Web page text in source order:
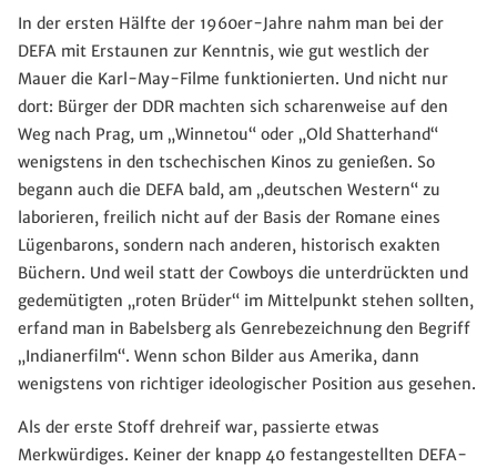
In der ersten Hälfte der 1960er-Jahre nahm man bei der
DEFA mit Erstaunen zur Kenntnis, wie gut westlich der
Mauer die Karl-May-Filme funktionierten. Und nicht nur
dort: Bürger der DDR machten sich scharenweise auf den
Weg nach Prag, um „Winnetou“ oder „Old Shatterhand“
wenigstens in den tschechischen Kinos zu genießen. So
begann auch die DEFA bald, am „deutschen Western“ zu
laborieren, freilich nicht auf der Basis der Romane eines
Lügenbarons, sondern nach anderen, historisch exakten
Büchern. Und weil statt der Cowboys die unterdrückten und
gedemütigten „roten Brüder“ im Mittelpunkt stehen sollten,
erfand man in Babelsberg als Genrebezeichnung den Begriff
„Indianerfilm“. Wenn schon Bilder aus Amerika, dann
wenigstens von richtiger ideologischer Position aus gesehen.
Als der erste Stoff drehreif war, passierte etwas
Merkwürdiges. Keiner der knapp 40 festangestellten DEFA-